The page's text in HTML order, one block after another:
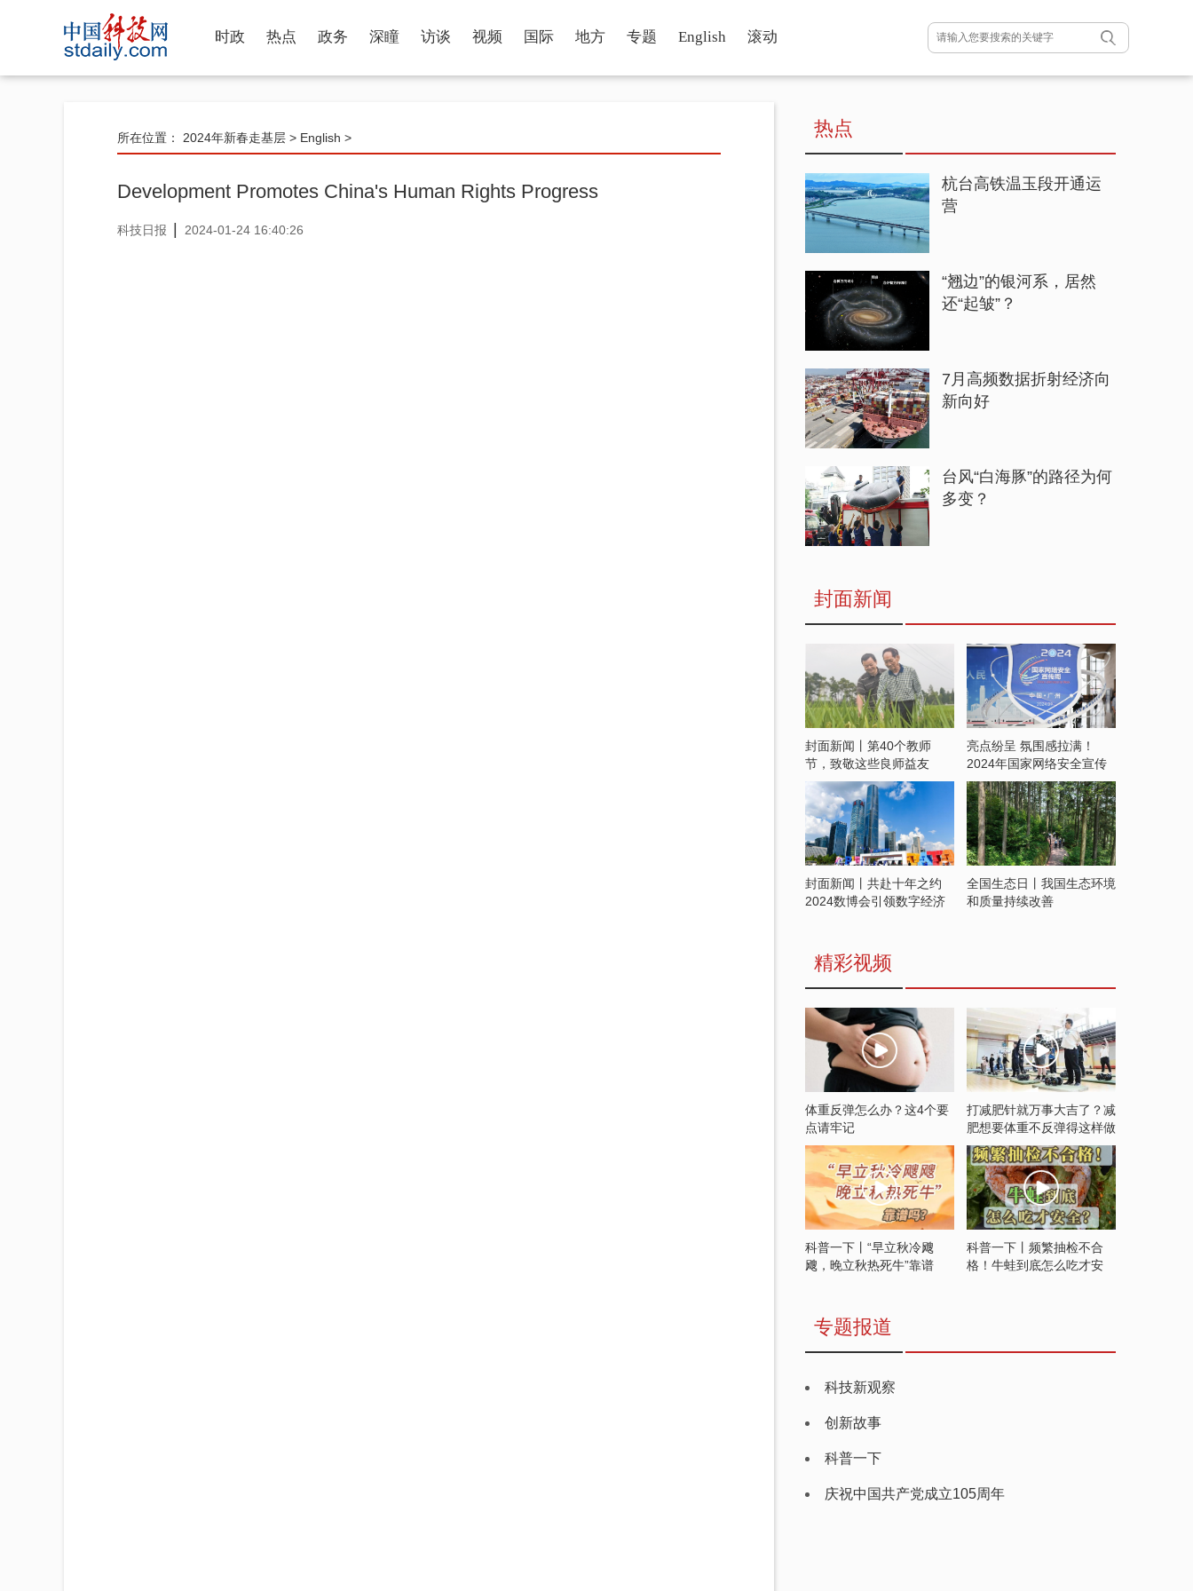
时政 热点 政务 深瞳 访谈 视频 国际 地方 专题 English 滚动
所在位置： 2024年新春走基层 > English >
Development Promotes China's Human Rights Progress
科技日报 2024-01-24 16:40:26
热点
杭台高铁温玉段开通运
营
“翘边”的银河系，居然
还“起皱”？
7月高频数据折射经济向
新向好
台风“白海豚”的路径为何
多变？
封面新闻
封面新闻丨第40个教师
节，致敬这些良师益友
亮点纷呈 氛围感拉满！
2024年国家网络安全宣传
周开启
封面新闻丨共赴十年之约
2024数博会引领数字经济
全国生态日丨我国生态环境
和质量持续改善
精彩视频
体重反弹怎么办？这4个要
点请牢记
打减肥针就万事大吉了？减
肥想要体重不反弹得这样做
科普一下丨“早立秋冷飕
飕，晚立秋热死牛”靠谱
科普一下丨频繁抽检不合
格！牛蛙到底怎么吃才安
专题报道
科技新观察
创新故事
科普一下
庆祝中国共产党成立105周年